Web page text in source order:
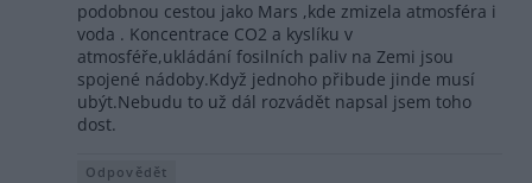
podobnou cestou jako Mars ,kde zmizela atmosféra i
voda . Koncentrace CO2 a kyslíku v
atmosféře,ukládání fosilních paliv na Zemi jsou
spojené nádoby.Když jednoho přibude jinde musí
ubýt.Nebudu to už dál rozvádět napsal jsem toho
dost.
Odpovědět